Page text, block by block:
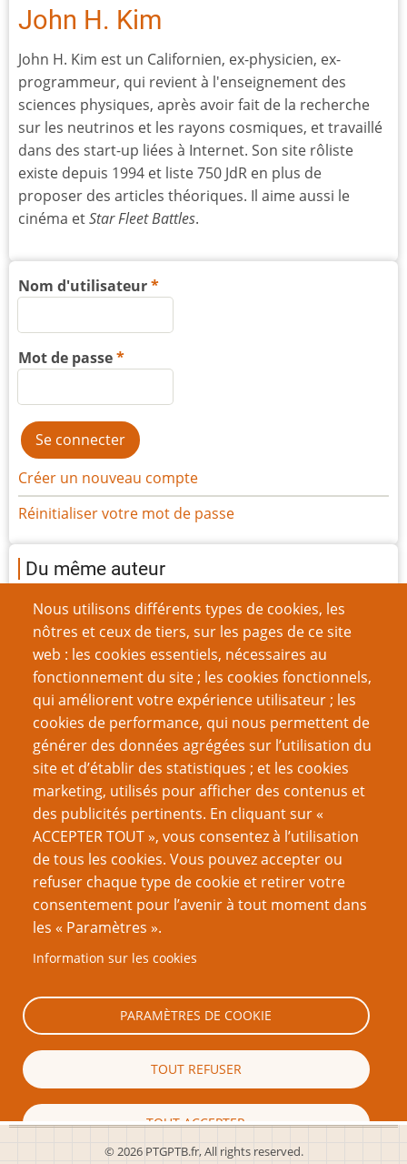
Nous utilisons différents types de cookies, les
nôtres et ceux de tiers, sur les pages de ce site
web : les cookies essentiels, nécessaires au
fonctionnement du site ; les cookies fonctionnels,
qui améliorent votre expérience utilisateur ; les
cookies de performance, qui nous permettent de
générer des données agrégées sur l’utilisation du
site et d’établir des statistiques ; et les cookies
marketing, utilisés pour afficher des contenus et
des publicités pertinents. En cliquant sur «
ACCEPTER TOUT », vous consentez à l’utilisation
de tous les cookies. Vous pouvez accepter ou
refuser chaque type de cookie et retirer votre
consentement pour l’avenir à tout moment dans
les « Paramètres ».
Information sur les cookies
PARAMÈTRES DE COOKIE
TOUT REFUSER
TOUT ACCEPTER
John H. Kim
John H. Kim est un Californien, ex-physicien, ex-
programmeur, qui revient à l'enseignement des
sciences physiques, après avoir fait de la recherche
sur les neutrinos et les rayons cosmiques, et travaillé
dans des start-up liées à Internet. Son site rôliste
existe depuis 1994 et liste 750 JdR en plus de
proposer des articles théoriques. Il aime aussi le
cinéma etStar Fleet Battles.
Nom d'utilisateur
Mot de passe
Créer un nouveau compte
Réinitialiser votre mot de passe
Du même auteur
Les Rôles féminins dans les textes de JdR
Questionnaire sur le style de la partie
Le modèle-3D : vue d'ensemble
Clarification du simulationnisme dans le modèle à
trois volets
L'absence de mixité chez les rôlistes
Aller plus loin que les systèmes de « magie
scientifique »
Le Modèle à trois volets – FAQ
Réifier (chosifier) les conventions de genre
Une brève Histoire des modes dans la création de JdR
Comprendre le genre dans le Jeu de Rôle
VOUS AIMEREZ AUSSI
Être un meilleur joueur
Trucs de MJ : Désamorcer des pièges magiques
Xyrop : mon expérience de créateur et d’éditeur
Partager le récit
Laissez-vous porter par le jeu
© 2026 PTGPTB.fr, All rights reserved.